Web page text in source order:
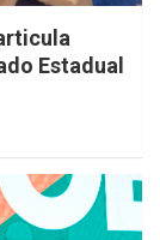
Estadual